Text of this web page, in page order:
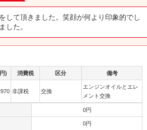
して頂きました。笑顔が何より印象的でし
した。
) 消費税 区分 備考
非課税 交換
エンジンオイルとエレ
メント交換
0円
0円